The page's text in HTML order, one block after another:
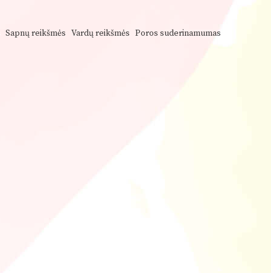
Sapnų reikšmės Vardų reikšmės Poros suderinamumas